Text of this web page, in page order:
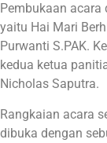
Pembukaan
yaitu Hai Mari
Purwanti S.PAK.
kedua ketua
Nicholas Saputra.
Rangkaian acara
dibuka dengan